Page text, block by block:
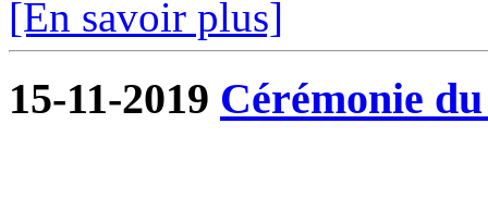
[En savoir plus]
15-11-2019 Cérémonie